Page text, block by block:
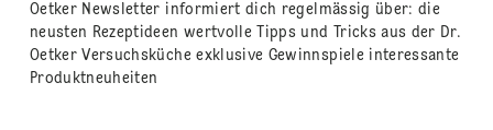
Oetker Newsletter informiert dich regelmässig über: die
neusten Rezeptideen wertvolle Tipps und Tricks aus der Dr.
Oetker Versuchsküche exklusive Gewinnspiele interessante
Produktneuheiten